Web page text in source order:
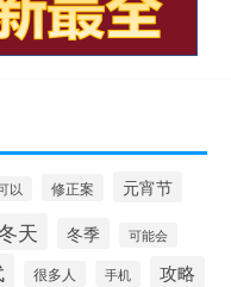
以 修正案 元宵节
天 冬季 可能会
很多人 手机 攻略